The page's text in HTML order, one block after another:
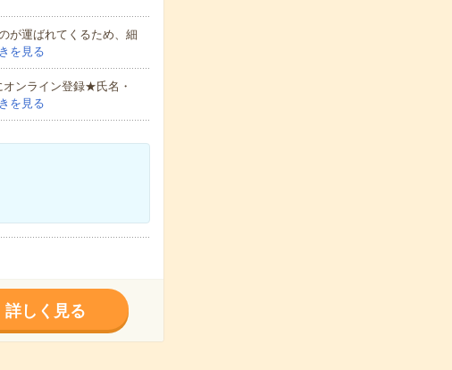
が運ばれてくるため、細
を見る
ンライン登録★氏名・
を見る
詳しく見る